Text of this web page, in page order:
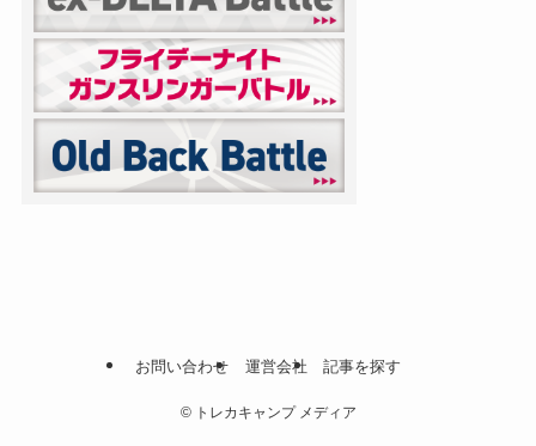
お問い合わせ 運営会社 記事を探す
©トレカキャンプ メディア